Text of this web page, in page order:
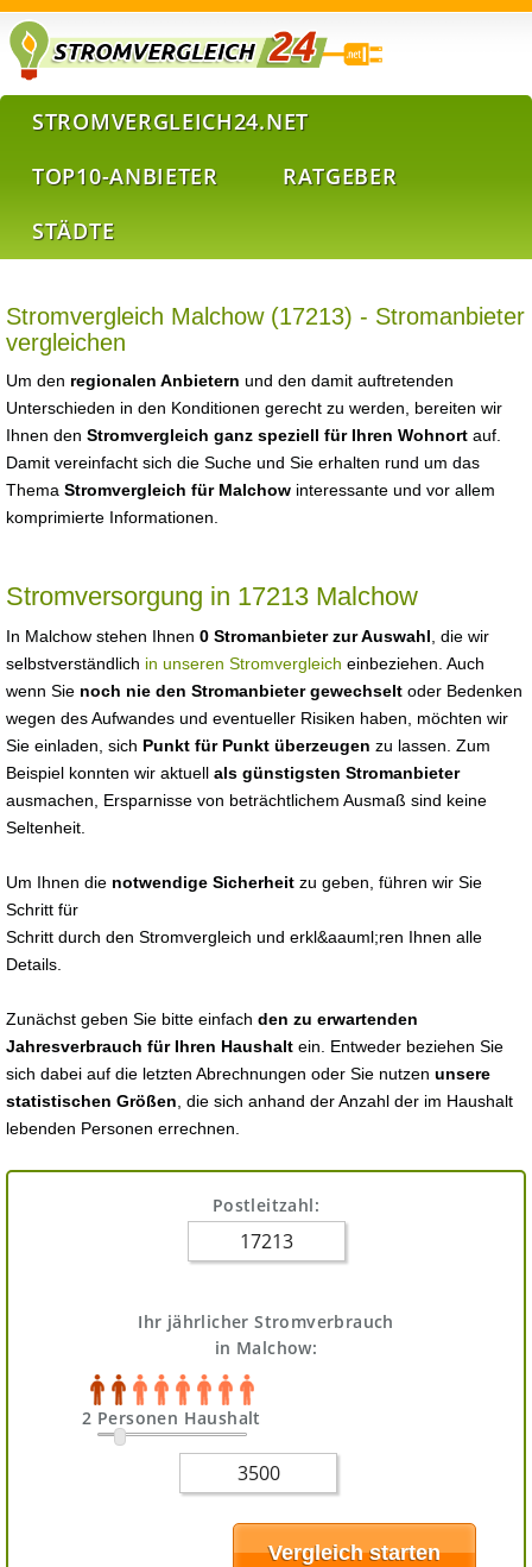
STROMVERGLEICH24.NET
TOP10-ANBIETER
RATGEBER
STÄDTE
Stromvergleich Malchow (17213) - Stromanbieter
vergleichen
Um den regionalen Anbietern und den damit auftretenden
Unterschieden in den Konditionen gerecht zu werden, bereiten wir
Ihnen den Stromvergleich ganz speziell für Ihren Wohnort auf.
Damit vereinfacht sich die Suche und Sie erhalten rund um das
Thema Stromvergleich für Malchow interessante und vor allem
komprimierte Informationen.
Stromversorgung in 17213 Malchow
In Malchow stehen Ihnen 0 Stromanbieter zur Auswahl , die wir
selbstverständlich in unseren Stromvergleich einbeziehen. Auch
wenn Sie noch nie den Stromanbieter gewechselt oder Bedenken
wegen des Aufwandes und eventueller Risiken haben, möchten wir
Sie einladen, sich Punkt für Punkt überzeugen zu lassen. Zum
Beispiel konnten wir aktuell als günstigsten Stromanbieter
ausmachen, Ersparnisse von beträchtlichem Ausmaß sind keine
Seltenheit.
Um Ihnen die notwendige Sicherheit zu geben, führen wir Sie
Schritt für
Schritt durch den Stromvergleich und erkl&aauml;ren Ihnen alle
Details.
Zunächst geben Sie bitte einfach den zu erwartenden
Jahresverbrauch für Ihren Haushalt ein. Entweder beziehen Sie
sich dabei auf die letzten Abrechnungen oder Sie nutzen unsere
statistischen Größen , die sich anhand der Anzahl der im Haushalt
lebenden Personen errechnen.
Postleitzahl:
Ihr jährlicher Stromverbrauch
in Malchow:
2 Personen Haushalt